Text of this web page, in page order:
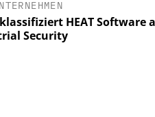
HEAT Software
Security